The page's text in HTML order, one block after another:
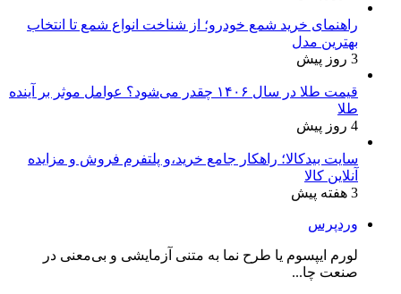
راهنمای خرید شمع خودرو؛ از شناخت انواع شمع تا انتخاب
بهترین مدل
3 روز پیش
قیمت طلا در سال ۱۴۰۶ چقدر می‌شود؟ عوامل موثر بر آینده
طلا
4 روز پیش
سایت بیدکالا؛ راهکار جامع خرید،و پلتفرم فروش و مزایده
آنلاین کالا
3 هفته پیش
وردپرس
لورم ایپسوم یا طرح‌ نما به متنی آزمایشی و بی‌معنی در
صنعت چا...